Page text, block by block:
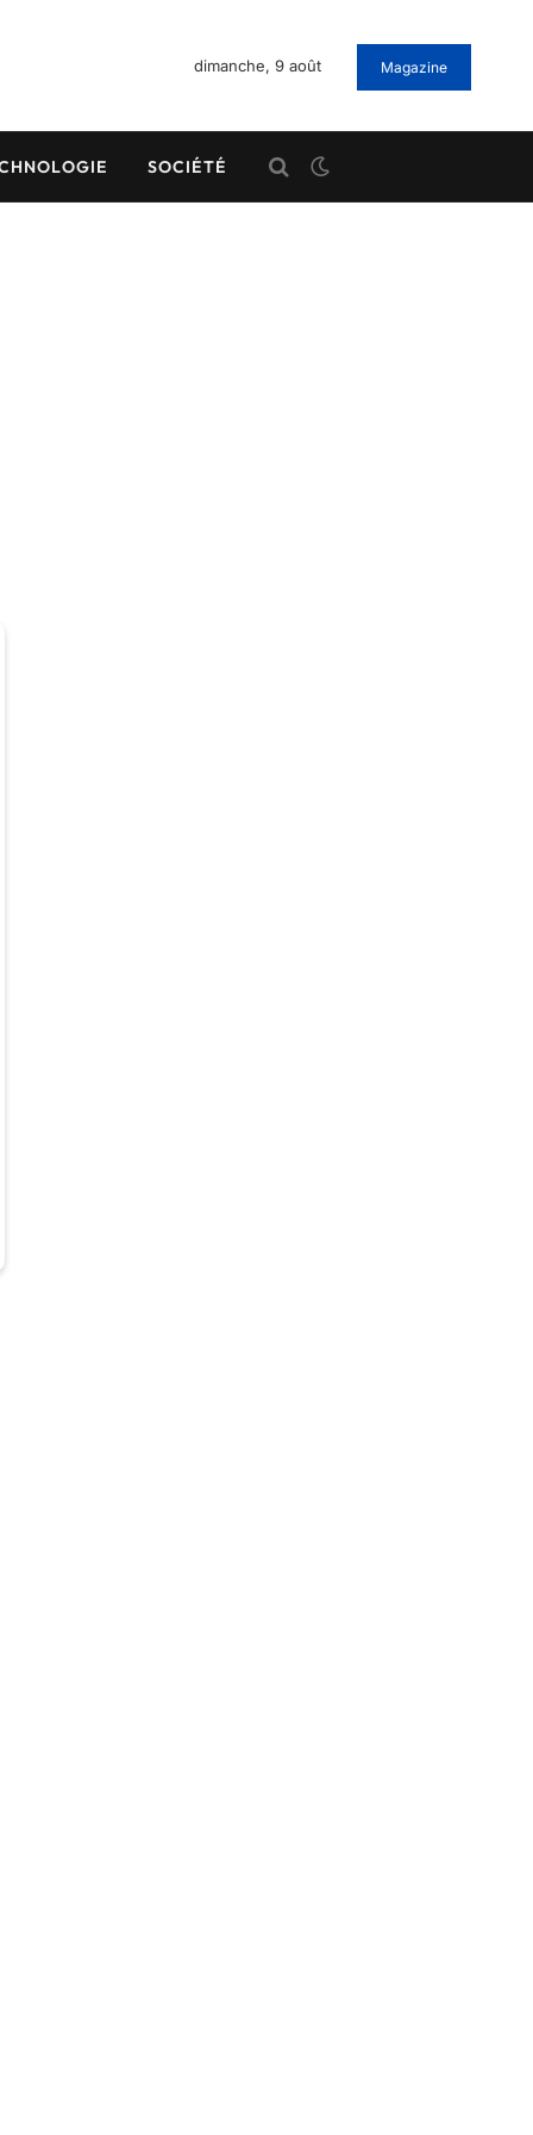
dimanche, 9 août Magazine
SOCIÉTÉ